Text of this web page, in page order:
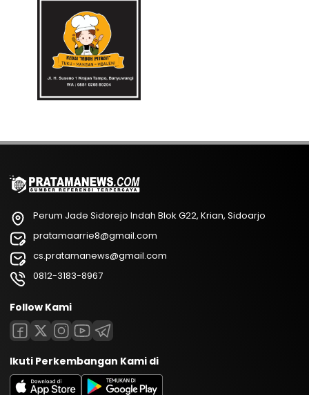
Perum Jade Sidorejo Indah Blok G22, Krian, Sidoarjo
pratamaarrie8@gmail.com
cs.pratamanews@gmail.com
0812-3183-8967
Follow Kami
Ikuti Perkembangan Kami di